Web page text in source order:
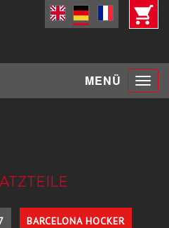
MENÜ Toggle
BARCELONA HOCKER